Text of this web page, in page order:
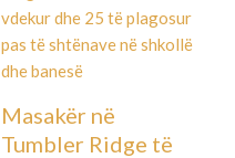
Masakër në
Tumbler Ridge të